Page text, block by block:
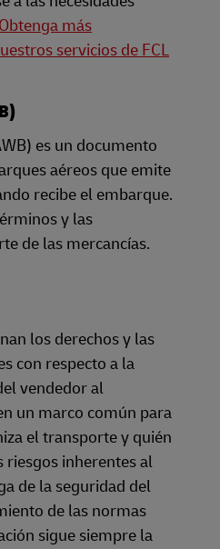
Obtenga más
servicios de FCL
es un documento
aéreos que emite
recibe el embarque.
y las
de las mercancías.
los derechos y las
con respecto a la
vendedor al
un marco común para
el transporte y quién
riesgos inherentes al
de la seguridad del
de las normas
sigue siempre la